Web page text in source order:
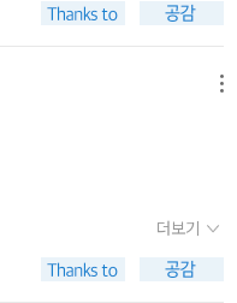
학생에게 캔디를 나눠주는
페 아버지의 구명을 위해 변
씨로부터 연락을 받았
그를 만나러 갔다. 그러나
용은 1시간에 3백 달러이
화장실에 손 닦으러 갈 때
는 공짜로 일하지 않는다
왔다. 김앤장이 생각나는
고 계속되었으면 하는 아
플레저인 '책에 관한 책'을
싶어 더 읽어보기로 했다.
으므로 <갈대 속의 영원>에
도 긴 시간 천천히 읽어서
을 읽는 동안 즐겁고 행복했
랫사람이 아닙니다>를 읽고
었다. 마음이 복잡해지는
더보기